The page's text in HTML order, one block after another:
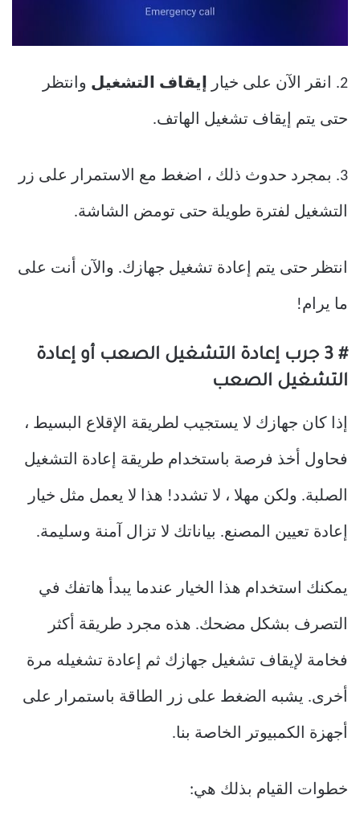
2. انقر الآن على خيار إيقاف التشغيل وانتظر
حتى يتم إيقاف تشغيل الهاتف.
3. بمجرد حدوث ذلك ، اضغط مع الاستمرار على زر
التشغيل لفترة طويلة حتى تومض الشاشة.
انتظر حتى يتم إعادة تشغيل جهازك. والآن أنت على
ما يرام!
# 3 جرب إعادة التشغيل الصعب أو إعادة
التشغيل الصعب
إذا كان جهازك لا يستجيب لطريقة الإقلاع البسيط ،
فحاول أخذ فرصة باستخدام طريقة إعادة التشغيل
الصلبة. ولكن مهلا ، لا تشدد! هذا لا يعمل مثل خيار
إعادة تعيين المصنع. بياناتك لا تزال آمنة وسليمة.
يمكنك استخدام هذا الخيار عندما يبدأ هاتفك في
التصرف بشكل مضحك. هذه مجرد طريقة أكثر
فخامة لإيقاف تشغيل جهازك ثم إعادة تشغيله مرة
أخرى. يشبه الضغط على زر الطاقة باستمرار على
أجهزة الكمبيوتر الخاصة بنا.
خطوات القيام بذلك هي: